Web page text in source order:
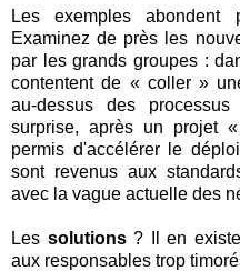
Les exemples abondent
Examinez de près les
par les grands groupes :
contentent de « coller »
au-dessus des
surprise, après un projet
permis d'accélérer le
sont revenus aux
avec la vague actuelle des
Les solutions? Il en
aux responsables trop